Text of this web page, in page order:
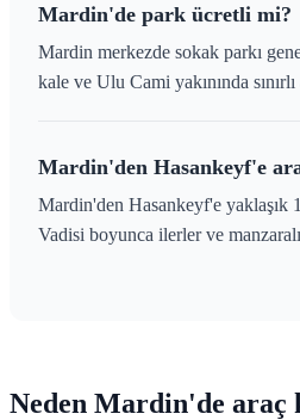
Mardin'de park ücretli mi?
Mardin merkezde sokak parkı
kale ve Ulu Cami yakınında
Mardin'den Hasankeyf'e
Mardin'den Hasankeyf'e yaklaşık
Vadisi boyunca ilerler ve
Neden Mardin'de araç